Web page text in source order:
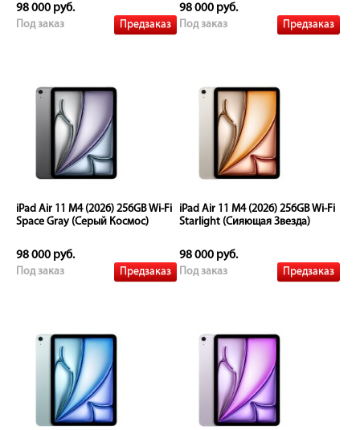
98 000 руб.
Под заказ Предзаказ
98 000 руб.
Под заказ Предзаказ
iPad Air 11 M4 (2026) 256GB Wi-Fi
Space Gray (Серый Космос)
98 000 руб.
Под заказ Предзаказ
iPad Air 11 M4 (2026) 256GB Wi-Fi
Starlight (Сияющая Звезда)
98 000 руб.
Под заказ Предзаказ